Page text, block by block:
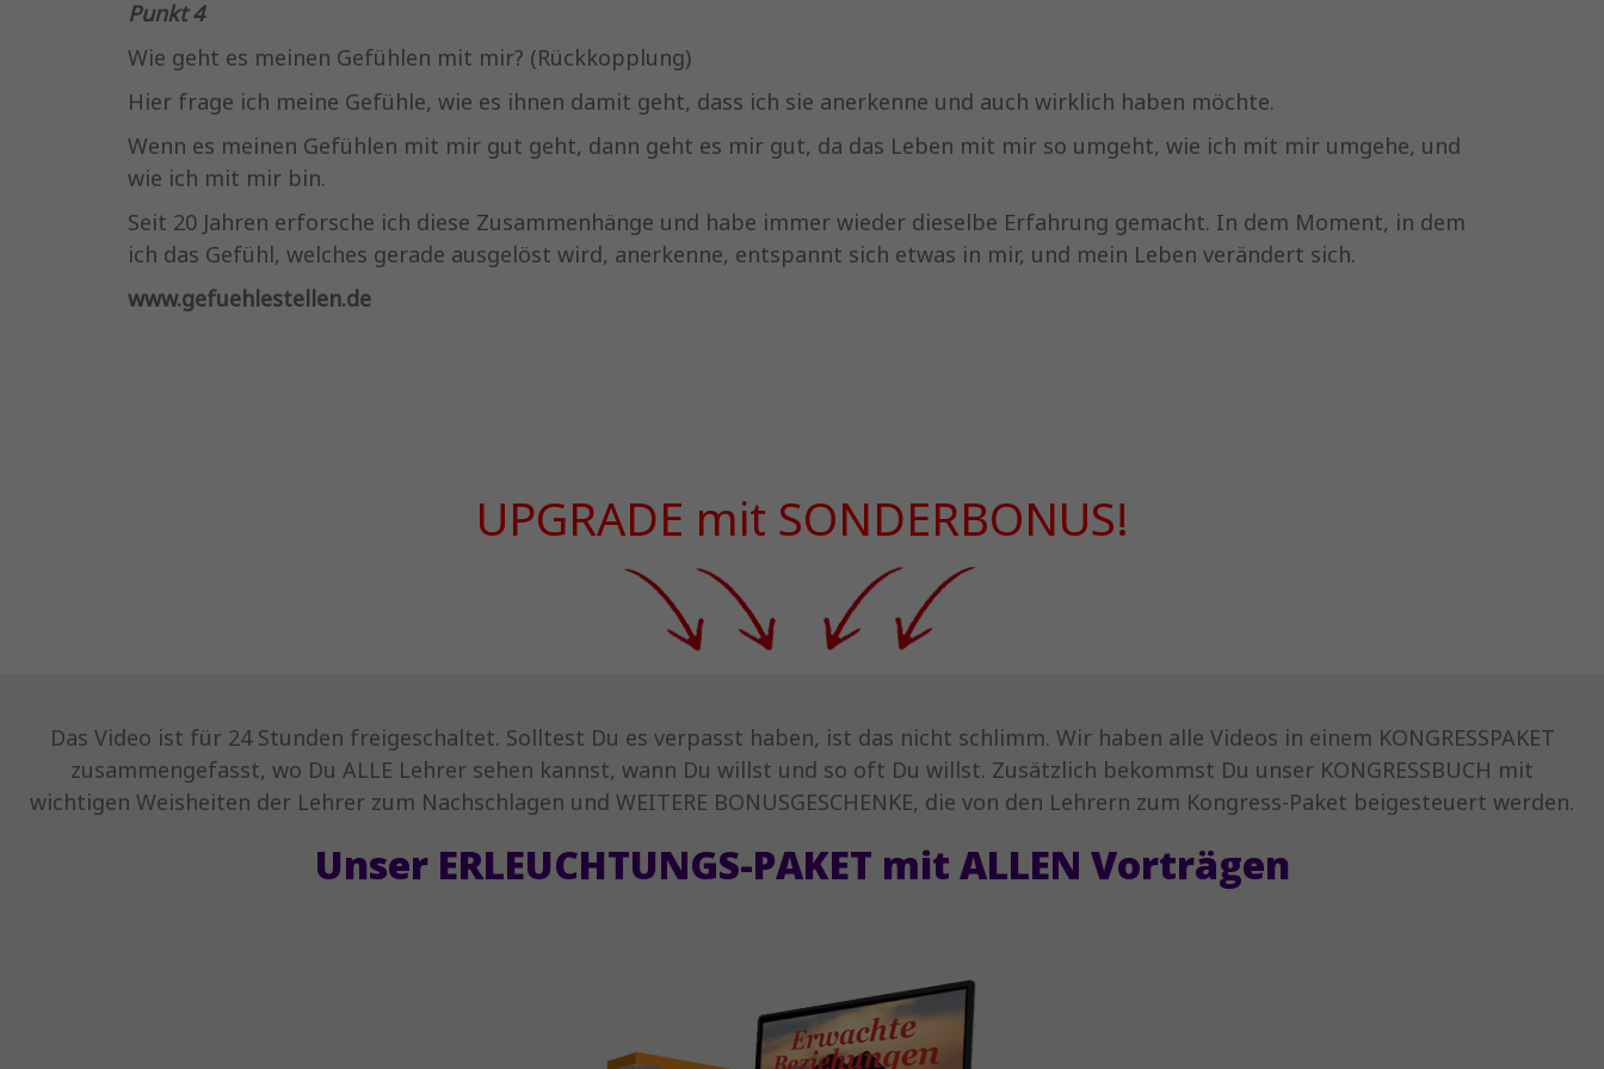
Punkt 4
Wie geht es meinen Gefühlen mit mir? (Rückkopplung)
Hier frage ich meine Gefühle, wie es ihnen damit geht, dass ich sie anerkenne und auch wirklich haben möchte.
Wenn es meinen Gefühlen mit mir gut geht, dann geht es mir gut, da das Leben mit mir so umgeht, wie ich mit mir umgehe, und
wie ich mit mir bin.
Seit 20 Jahren erforsche ich diese Zusammenhänge und habe immer wieder dieselbe Erfahrung gemacht. In dem Moment, in dem
ich das Gefühl, welches gerade ausgelöst wird, anerkenne, entspannt sich etwas in mir, und mein Leben verändert sich.
www.gefuehlestellen.de
UPGRADE mit SONDERBONUS!
Das Video ist für 24 Stunden freigeschaltet. Solltest Du es verpasst haben, ist das nicht schlimm. Wir haben alle Videos in einem KONGRESSPAKET
zusammengefasst, wo Du ALLE Lehrer sehen kannst, wann Du willst und so oft Du willst. Zusätzlich bekommst Du unser KONGRESSBUCH mit
wichtigen Weisheiten der Lehrer zum Nachschlagen und WEITERE BONUSGESCHENKE, die von den Lehrern zum Kongress-Paket beigesteuert werden.
Unser ERLEUCHTUNGS-PAKET mit ALLEN Vorträgen